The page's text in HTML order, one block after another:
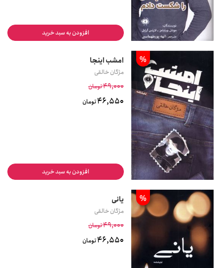
افزودن به سبد خرید
% امشب اینجا
مژگان خالقی
49,000تومان
46,550تومان
افزودن به سبد خرید
% یانی
مژگان خالقی
49,000تومان
46,550تومان